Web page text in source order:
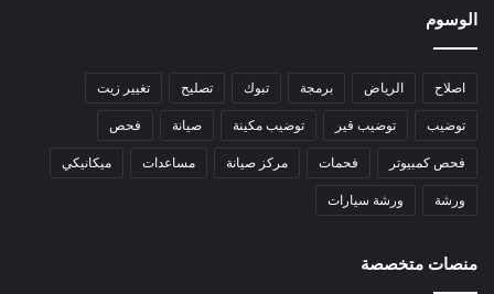
الوسوم
اصلاح الرياض برمجة تبوك تصليح تغيير زيت
توضيب توضيب قير توضيب مكينة صيانة فحص
فحص كمبيوتر فحمات مركز صيانة مساعدات ميكانيكي
ورشة ورشة سيارات
منصات متخصصة